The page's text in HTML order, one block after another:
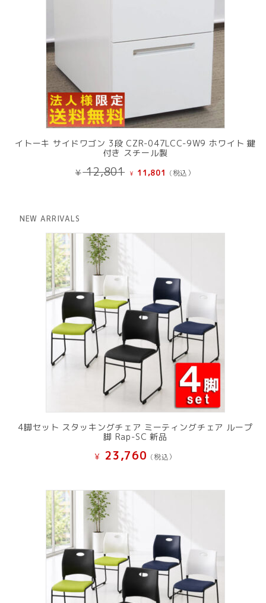
イトーキ サイドワゴン 3段 CZR-047LCC-9W9 ホワイト 鍵
付き スチール製
¥12,801
元
¥ 11,801 現
(税込）
NEW ARRIVALS
4脚セット スタッキングチェア ミーティングチェア ループ
脚 Rap-SC 新品
¥ 23,760 (税込）